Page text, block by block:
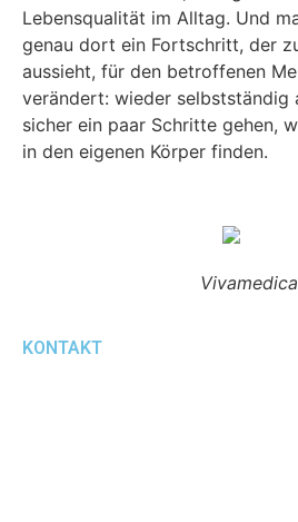
Lebensqualität im Alltag. Und
genau dort ein Fortschritt, der
aussieht, für den betroffenen
verändert: wieder selbstständig
sicher ein paar Schritte gehen,
in den eigenen Körper finden.
Vivamedica
KONTAKT